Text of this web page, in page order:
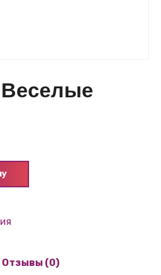
Веселые
Отзывы (0)